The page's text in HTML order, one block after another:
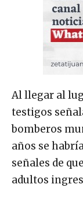
Al llegar al
testigos
bomberos
años se
señales de
adultos